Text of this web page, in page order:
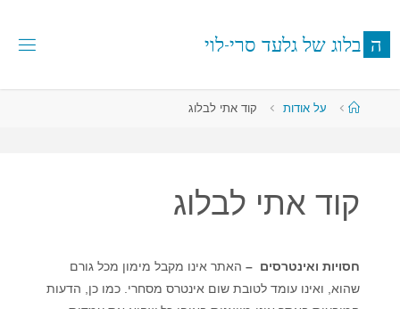
לתוכן
ה בלוג של גלעד סרי-לוי
עמודעל אודות קוד אתי לבלוג
קוד אתי לבלוג
חסויות ואינטרסים – האתר אינו מקבל מימון מכל גורם
שהוא, ואינו עומד לטובת שום אינטרס מסחרי. כמו כן, הדעות